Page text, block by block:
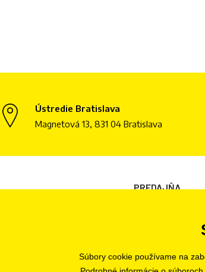
Ústredie Bratislava
Magnetová 13, 831 04 Bratislava
PREDAJŇA
Súbory cookie používame na